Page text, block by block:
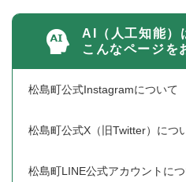
AI（人工知能）
こんなページを
松島町公式Instagramについて
松島町公式X（旧Twitter）につ
松島町LINE公式アカウントに